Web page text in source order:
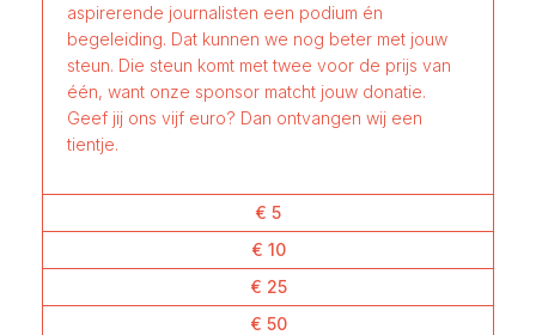
aspirerende journalisten een podium én
begeleiding. Dat kunnen we nog beter met jouw
steun. Die steun komt met twee voor de prijs van
één, want onze sponsor matcht jouw donatie.
Geef jij ons vijf euro? Dan ontvangen wij een
tientje.
€ 5
€ 10
€ 25
€ 50